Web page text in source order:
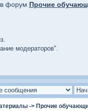
в форум Прочие
модераторов".
-> Прочие